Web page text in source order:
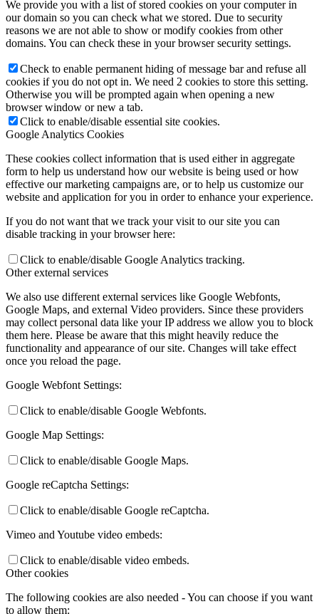
We provide you with a list of stored cookies on your computer in
our domain so you can check what we stored. Due to security
reasons we are not able to show or modify cookies from other
domains. You can check these in your browser security settings.
Check to enable permanent hiding of message bar and refuse all
cookies if you do not opt in. We need 2 cookies to store this setting.
Otherwise you will be prompted again when opening a new
browser window or new a tab.
Click to enable/disable essential site cookies.
Google Analytics Cookies
These cookies collect information that is used either in aggregate
form to help us understand how our website is being used or how
effective our marketing campaigns are, or to help us customize our
website and application for you in order to enhance your experience.
If you do not want that we track your visit to our site you can
disable tracking in your browser here:
Click to enable/disable Google Analytics tracking.
Other external services
We also use different external services like Google Webfonts,
Google Maps, and external Video providers. Since these providers
may collect personal data like your IP address we allow you to block
them here. Please be aware that this might heavily reduce the
functionality and appearance of our site. Changes will take effect
once you reload the page.
Google Webfont Settings:
Click to enable/disable Google Webfonts.
Google Map Settings:
Click to enable/disable Google Maps.
Google reCaptcha Settings:
Click to enable/disable Google reCaptcha.
Vimeo and Youtube video embeds:
Click to enable/disable video embeds.
Other cookies
The following cookies are also needed - You can choose if you want
to allow them: